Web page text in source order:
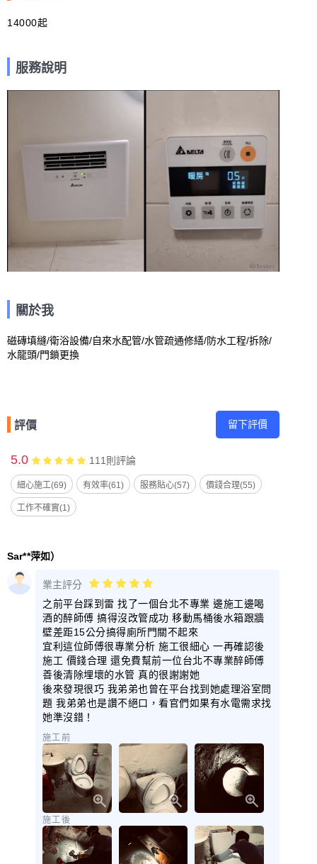
14000起
服務說明
關於我
磁磚填縫/衛浴設備/自來水配管/水管疏通修繕/防水工程/拆除/
水龍頭/門鎖更換
評價 留下評價
5.0 111 則評論
細心施工(69) 有效率(61) 服務貼心(57) 價錢合理(55)
工作不確實(1)
Sar**萍如）
業主評分
之前平台踩到雷 找了一個台北不專業 邊施工邊喝
酒的醉師傅 搞得沒改管成功 移動馬桶後水箱跟牆
壁差距15公分搞得廁所門關不起來
宜利這位師傅很專業分析 施工很細心 一再確認後
施工 價錢合理 還免費幫前一位台北不專業醉師傅
善後清除埋壞的水管 真的很謝謝她
後來發現很巧 我弟弟也曾在平台找到她處理浴室問
題 我弟弟也是讚不絕口，看官們如果有水電需求找
她準沒錯！
施工前
施工後